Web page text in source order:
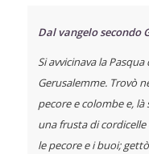
Dal vangelo secondo
Si avvicinava la
Gerusalemme. Trovò
pecore e colombe e,
una frusta di
le pecore e i buoi;